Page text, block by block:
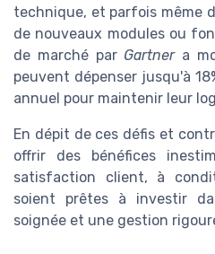
technique, et parfois même
de nouveaux modules ou
de marché par Gartnera
peuvent dépenser jusqu'à
annuel pour maintenir leur
En dépit de ces défis et
offrir des bénéfices
satisfaction client, à
soient prêtes à investir
soignée et une gestion